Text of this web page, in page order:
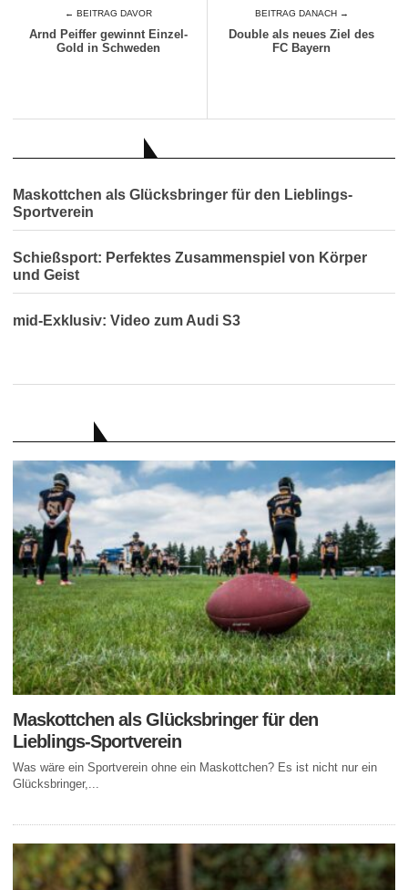
← BEITRAG DAVOR
Arnd Peiffer gewinnt Einzel-
Gold in Schweden
BEITRAG DANACH →
Double als neues Ziel des
FC Bayern
Maskottchen als Glücksbringer für den Lieblings-
Sportverein
Schießsport: Perfektes Zusammenspiel von Körper
und Geist
mid-Exklusiv: Video zum Audi S3
Maskottchen als Glücksbringer für den
Lieblings-Sportverein
Was wäre ein Sportverein ohne ein Maskottchen? Es ist nicht nur ein
Glücksbringer,...